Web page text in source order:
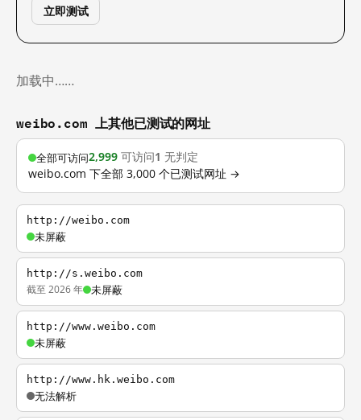
立即测试
加载中……
weibo.com 上其他已测试的网址
全部可访问2,999 可访问1 无判定
weibo.com 下全部 3,000 个已测试网址 →
http://weibo.com
未屏蔽
http://s.weibo.com
截至 2026 年 未屏蔽
http://www.weibo.com
未屏蔽
http://www.hk.weibo.com
无法解析